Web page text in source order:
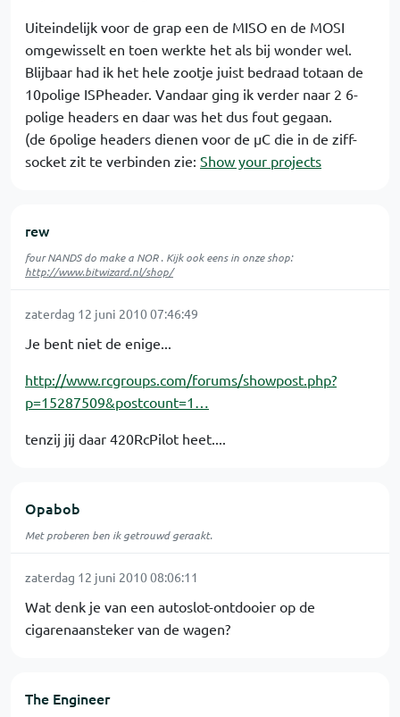
Uiteindelijk voor de grap een de MISO en de MOSI
omgewisselt en toen werkte het als bij wonder wel.
Blijbaar had ik het hele zootje juist bedraad totaan de
10polige ISPheader. Vandaar ging ik verder naar 2 6-
polige headers en daar was het dus fout gegaan.
(de 6polige headers dienen voor de µC die in de ziff-
socket zit te verbinden zie: Show your projects
rew
four NANDS do make a NOR . Kijk ook eens in onze shop:
http://www.bitwizard.nl/shop/
zaterdag 12 juni 2010 07:46:49
Je bent niet de enige...
http://www.rcgroups.com/forums/showpost.php?
p=15287509&postcount=1…
tenzij jij daar 420RcPilot heet....
Opabob
Met proberen ben ik getrouwd geraakt.
zaterdag 12 juni 2010 08:06:11
Wat denk je van een autoslot-ontdooier op de
cigarenaansteker van de wagen?
The Engineer